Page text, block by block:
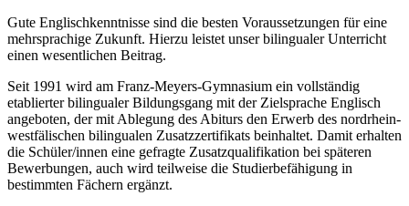
Gute Englischkenntnisse sind die besten Voraussetzungen für eine
mehrsprachige Zukunft. Hierzu leistet unser bilingualer Unterricht
einen wesentlichen Beitrag.
Seit 1991 wird am Franz-Meyers-Gymnasium ein vollständig
etablierter bilingualer Bildungsgang mit der Zielsprache Englisch
angeboten, der mit Ablegung des Abiturs den Erwerb des nordrhein-
westfälischen bilingualen Zusatzzertifikats beinhaltet. Damit erhalten
die Schüler/innen eine gefragte Zusatzqualifikation bei späteren
Bewerbungen, auch wird teilweise die Studierbefähigung in
bestimmten Fächern ergänzt.